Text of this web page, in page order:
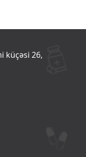
küçəsi 26,